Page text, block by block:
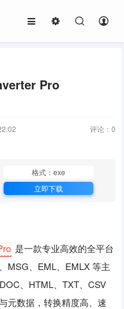
Pro
评论： 0
格式：exe
立即下载
是一款专业高效的全平台
MSG、EML、EMLX 等主
、HTML、TXT、CSV
元数据，转换精度高、速